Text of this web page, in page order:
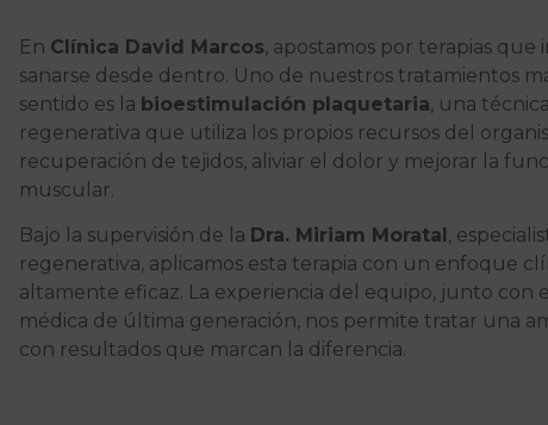
En Clínica David Marcos, apostamos por terapias que
sanarse desde dentro. Uno de nuestros tratamientos
sentido es la bioestimulación plaquetaria, una
regenerativa que utiliza los propios recursos del
recuperación de tejidos, aliviar el dolor y mejorar la
muscular.
Bajo la supervisión de la Dra. Miriam Moratal ,
regenerativa, aplicamos esta terapia con un enfoque
altamente eficaz. La experiencia del equipo, junto con
médica de última generación, nos permite tratar una
con resultados que marcan la diferencia.